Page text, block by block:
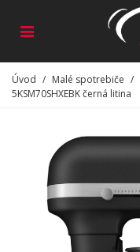
Úvod / Malé spotrebiče /
5KSM70SHXEBK černá litina